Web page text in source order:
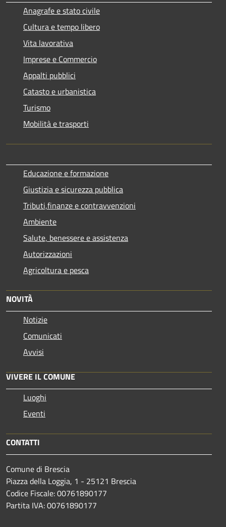
Anagrafe e stato civile
Cultura e tempo libero
Vita lavorativa
Imprese e Commercio
Appalti pubblici
Catasto e urbanistica
Turismo
Mobilità e trasporti
Educazione e formazione
Giustizia e sicurezza pubblica
Tributi,finanze e contravvenzioni
Ambiente
Salute, benessere e assistenza
Autorizzazioni
Agricoltura e pesca
NOVITÀ
Notizie
Comunicati
Avvisi
VIVERE IL COMUNE
Luoghi
Eventi
CONTATTI
Comune di Brescia
Piazza della Loggia, 1 - 25121 Brescia
Codice Fiscale: 00761890177
Partita IVA: 00761890177